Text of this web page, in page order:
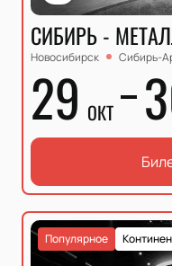
СИБИРЬ -
Новосибирск Сибирь-
29 ОКТ
Популярное